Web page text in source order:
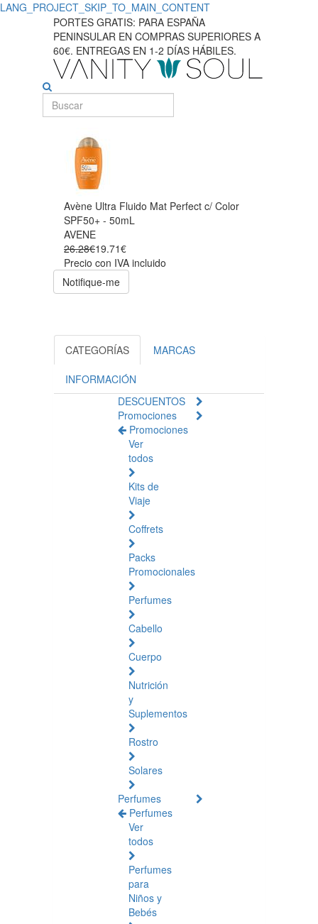
LANG_PROJECT_SKIP_TO_MAIN_CONTENT
PORTES GRATIS: PARA ESPAÑA
PENINSULAR EN COMPRAS SUPERIORES A
60€. ENTREGAS EN 1-2 DÍAS HÁBILES.
Avène Ultra Fluido Mat Perfect c/ Color
SPF50+ - 50mL
AVENE
26.28€19.71€
Precio con IVA incluido
Notifique-me
CATEGORÍAS MARCAS
INFORMACIÓN
DESCUENTOS
Promociones
Promociones
Ver
todos
Kits de
Viaje
Coffrets
Packs
Promocionales
Perfumes
Cabello
Cuerpo
Nutrición
y
Suplementos
Rostro
Solares
Perfumes
Perfumes
Ver
todos
Perfumes
para
Niños y
Bebés